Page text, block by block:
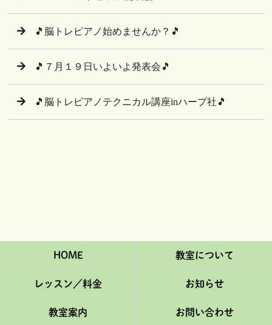
🎵脳トレピアノ始めませんか？🎵
🎵７月１９日いよいよ発表会🎵
🎵脳トレピアノテクニカル講座inハープ社🎵
HOME 教室について
レッスン／料金 お知らせ
教室案内 お問い合わせ